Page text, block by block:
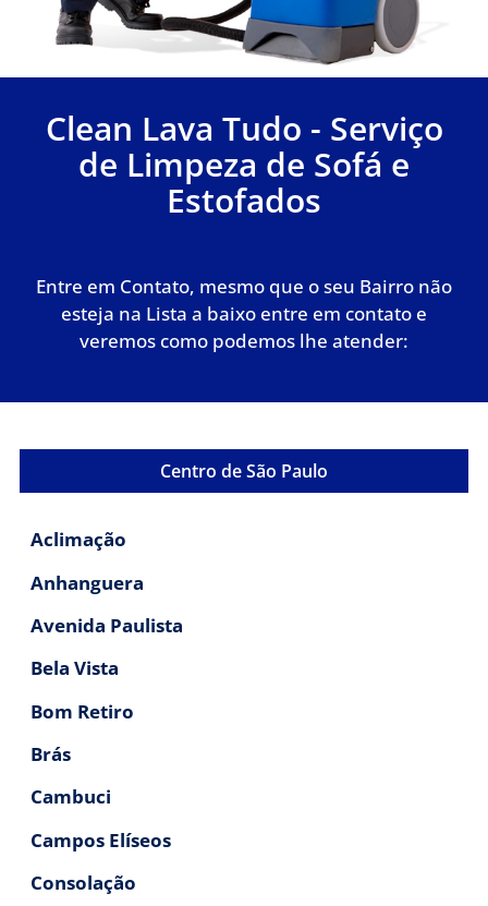
Clean Lava Tudo - Serviço
de Limpeza de Sofá e
Estofados
Entre em Contato, mesmo que o seu Bairro não
esteja na Lista a baixo entre em contato e
veremos como podemos lhe atender:
Centro de São Paulo
Aclimação
Anhanguera
Avenida Paulista
Bela Vista
Bom Retiro
Brás
Cambuci
Campos Elíseos
Consolação